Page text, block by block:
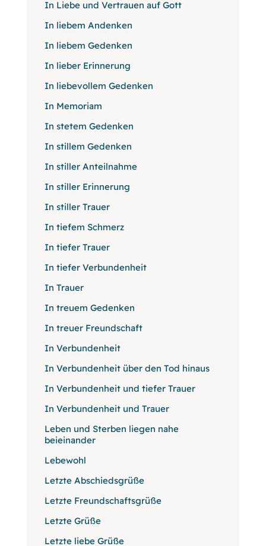
In Liebe und Vertrauen auf Gott
In liebem Andenken
In liebem Gedenken
In lieber Erinnerung
In liebevollem Gedenken
In Memoriam
In stetem Gedenken
In stillem Gedenken
In stiller Anteilnahme
In stiller Erinnerung
In stiller Trauer
In tiefem Schmerz
In tiefer Trauer
In tiefer Verbundenheit
In Trauer
In treuem Gedenken
In treuer Freundschaft
In Verbundenheit
In Verbundenheit über den Tod hinaus
In Verbundenheit und tiefer Trauer
In Verbundenheit und Trauer
Leben und Sterben liegen nahe
beieinander
Lebewohl
Letzte Abschiedsgrüße
Letzte Freundschaftsgrüße
Letzte Grüße
Letzte liebe Grüße